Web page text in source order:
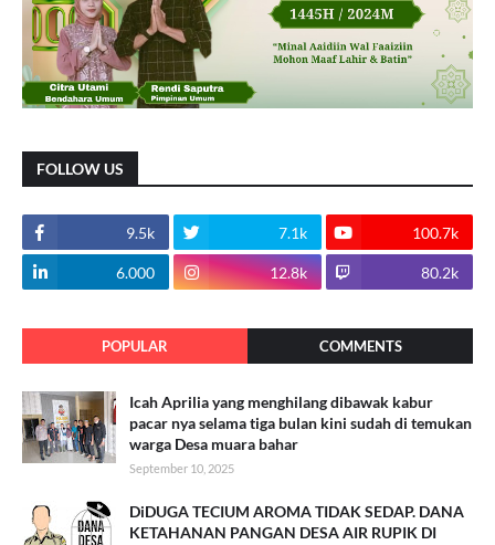
FOLLOW US
9.5k 7.1k 100.7k
6.000 12.8k 80.2k
POPULAR COMMENTS
Icah Aprilia yang menghilang dibawak kabur
pacar nya selama tiga bulan kini sudah di temukan
warga Desa muara bahar
September 10, 2025
DiDUGA TECIUM AROMA TIDAK SEDAP. DANA
KETAHANAN PANGAN DESA AIR RUPIK DI